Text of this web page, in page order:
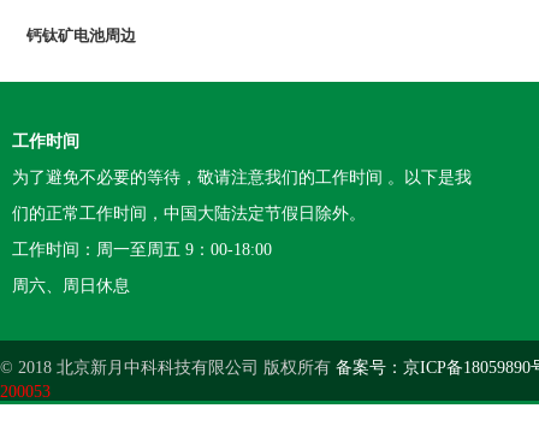
钙钛矿电池周边
工作时间
为了避免不必要的等待，敬请注意我们的工作时间 。以下是我
们的正常工作时间，中国大陆法定节假日除外。
工作时间：周一至周五 9：00-18:00
周六、周日休息
© 2018 北京新月中科科技有限公司 版权所有 备案号：京ICP备18059890
200053